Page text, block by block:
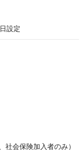
設定
社会保険加入者のみ）